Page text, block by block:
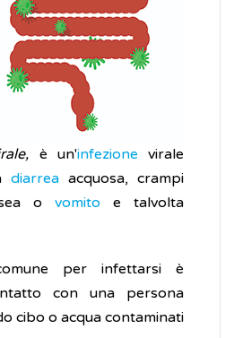
è un'infezione virale
diarrea acquosa, crampi
o vomito e talvolta
per infettarsi è
con una persona
cibo o acqua contaminati